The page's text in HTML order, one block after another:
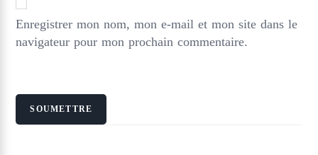
Enregistrer mon nom, mon e-mail et mon site dans le
navigateur pour mon prochain commentaire.